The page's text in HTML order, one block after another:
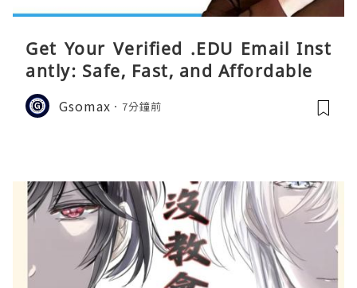
Get Your Verified .EDU Email Inst
antly: Safe, Fast, and Affordable
Gsomax 7分鐘前